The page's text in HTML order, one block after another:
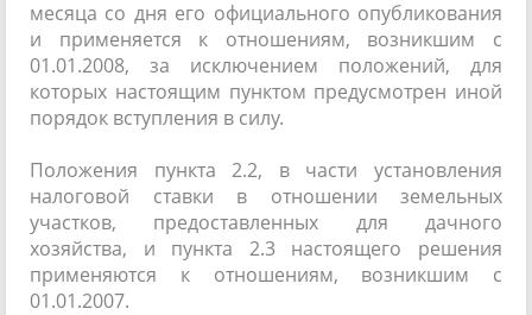
месяца со дня его официального опубликования
и применяется к отношениям, возникшим с
01.01.2008, за исключением положений, для
которых настоящим пунктом предусмотрен иной
порядок вступления в силу.
Положения пункта 2.2, в части установления
налоговой ставки в отношении земельных
участков, предоставленных для дачного
хозяйства, и пункта 2.3 настоящего решения
применяются к отношениям, возникшим с
01.01.2007.